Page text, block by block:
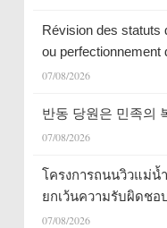
Révision des statuts
ou perfectionnement
07/08/2026
반동 당원은 민족의
07/08/2026
โครงการถนนวิวแม่น้
ยกเว้นความรับผิดชอ
07/08/2026